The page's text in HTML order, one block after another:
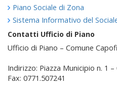
Piano Sociale di Zona
Sistema Informativo del
Contatti Ufficio di Piano
Ufficio di Piano – Comune
Indirizzo: Piazza Municipio n. 1
Fax: 0771.507241